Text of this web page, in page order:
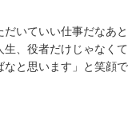
いていい仕事だなあ
、役者だけじゃなく
と思います」と笑顔で